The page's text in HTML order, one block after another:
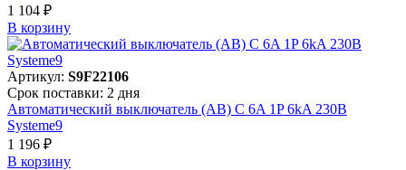
1 104 ₽
В корзинy
Артикул: S9F22106
Срок поставки: 2 дня
Автоматический выключатель (АВ) C 6A 1P 6kA 230В
Systeme9
1 196 ₽
В корзинy